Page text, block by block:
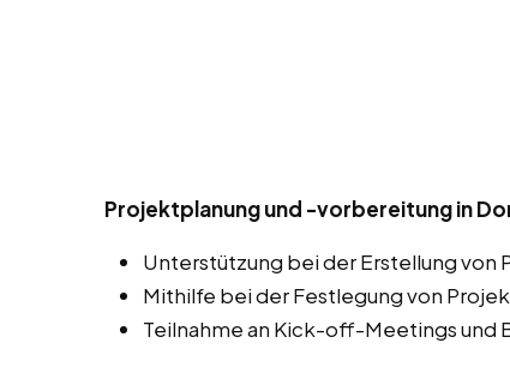
Projektplanung und -vorbereitung in
Unterstützung bei der Erstellung
Mithilfe bei der Festlegung von
Teilnahme an Kick-off-Meetings und